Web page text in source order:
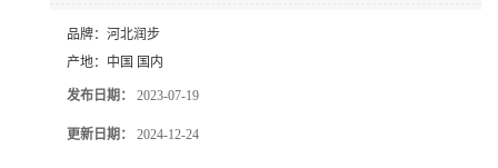
品牌： 河北润步
产地： 中国 国内
发布日期： 2023-07-19
更新日期： 2024-12-24